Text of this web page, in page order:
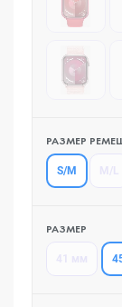
РАЗМЕР
S/M
РАЗМЕР